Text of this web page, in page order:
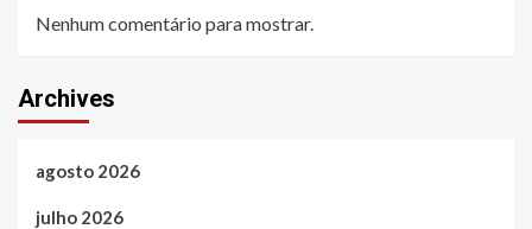
Nenhum comentário para mostrar.
Archives
agosto 2026
julho 2026